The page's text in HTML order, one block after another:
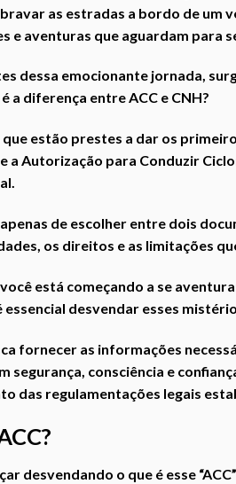
as estradas a bordo de um
e aventuras que aguardam para
dessa emocionante jornada,
a diferença entre ACC e CNH?
que estão prestes a dar os
a Autorização para Conduzir
de escolher entre dois
os direitos e as limitações
está começando a se
desvendar esses
fornecer as informações
segurança, consciência e
das regulamentações legais
desvendando o que é esse